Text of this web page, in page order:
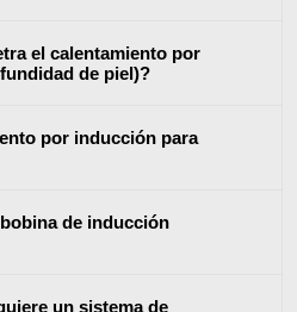
metálicas
Sujetador
el calentamiento por
de piel)?
por inducción para
de inducción
un sistema de